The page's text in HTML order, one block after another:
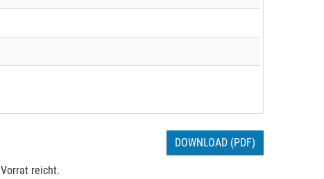
DOWNLOAD (PDF)
reicht.